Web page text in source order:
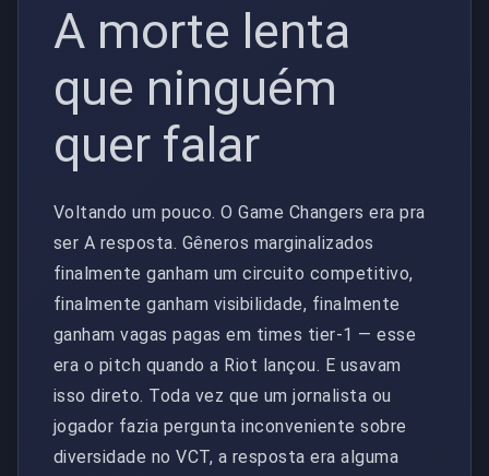
A morte lenta
que ninguém
quer falar
Voltando um pouco. O Game Changers era pra
ser A resposta. Gêneros marginalizados
finalmente ganham um circuito competitivo,
finalmente ganham visibilidade, finalmente
ganham vagas pagas em times tier-1 — esse
era o pitch quando a Riot lançou. E usavam
isso direto. Toda vez que um jornalista ou
jogador fazia pergunta inconveniente sobre
diversidade no VCT, a resposta era alguma